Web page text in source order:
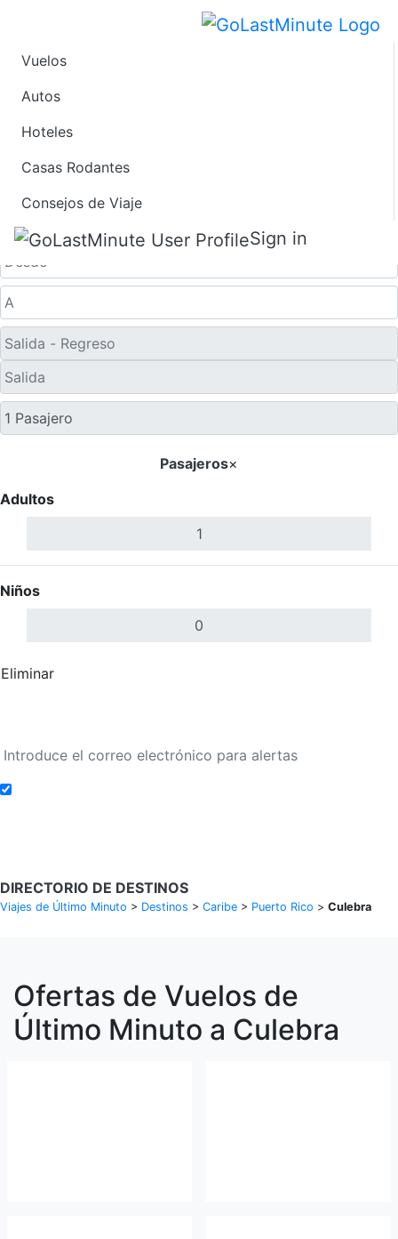
Vuelos
Autos
Hoteles
Casas Rodantes
Consejos de Viaje
Sign in
Ofertas de Viaje de
Último Minuto a
Culebra
Solo ida
Pasajeros×
Adultos
Niños
Eliminar
DIRECTORIO DE DESTINOS
Viajes de Último Minuto > Destinos > Caribe > Puerto Rico > Culebra
Ofertas de Vuelos de
Último Minuto a Culebra